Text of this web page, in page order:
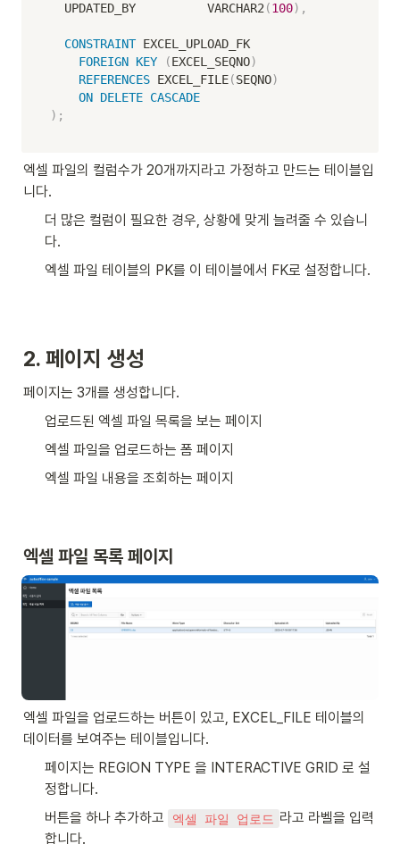
  UPDATED_BY          VARCHAR2
(100) ,
CONSTRAINT EXCEL_UPLOAD_FK
FOREIGN KEY (EXCEL_SEQNO)
REFERENCES EXCEL_FILE(SEQNO)
ON DELETE CASCADE
) ;
엑셀 파일의 컬럼수가 20개까지라고 가정하고 만드는 테이블입
니다.
더 많은 컬럼이 필요한 경우, 상황에 맞게 늘려줄 수 있습니
다.
엑셀 파일 테이블의 PK를 이 테이블에서 FK로 설정합니다.
2. 페이지 생성
페이지는 3개를 생성합니다.
업로드된 엑셀 파일 목록을 보는 페이지
엑셀 파일을 업로드하는 폼 페이지
엑셀 파일 내용을 조회하는 페이지
엑셀 파일 목록 페이지
엑셀 파일을 업로드하는 버튼이 있고, EXCEL_FILE 테이블의
데이터를 보여주는 테이블입니다.
페이지는 REGION TYPE 을 INTERACTIVE GRID 로 설
정합니다.
버튼을 하나 추가하고
엑셀 파일 업로드 라고 라벨을 입력
합니다.